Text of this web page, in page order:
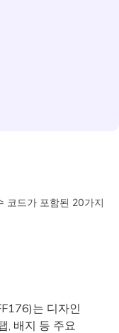
코드가 포함된 20가지
는 디자인
, 배지 등 주요